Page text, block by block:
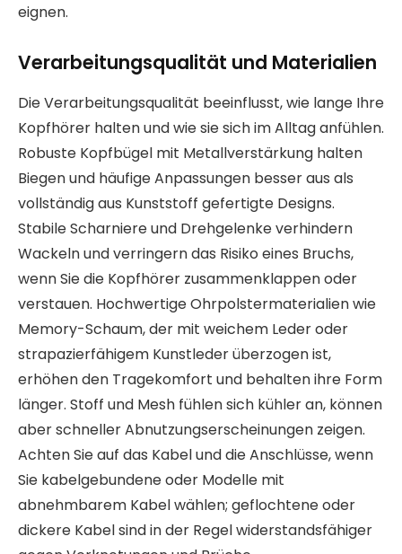
eignen.
Verarbeitungsqualität und Materialien
Die Verarbeitungsqualität beeinflusst, wie lange Ihre
Kopfhörer halten und wie sie sich im Alltag anfühlen.
Robuste Kopfbügel mit Metallverstärkung halten
Biegen und häufige Anpassungen besser aus als
vollständig aus Kunststoff gefertigte Designs.
Stabile Scharniere und Drehgelenke verhindern
Wackeln und verringern das Risiko eines Bruchs,
wenn Sie die Kopfhörer zusammenklappen oder
verstauen. Hochwertige Ohrpolstermaterialien wie
Memory-Schaum, der mit weichem Leder oder
strapazierfähigem Kunstleder überzogen ist,
erhöhen den Tragekomfort und behalten ihre Form
länger. Stoff und Mesh fühlen sich kühler an, können
aber schneller Abnutzungserscheinungen zeigen.
Achten Sie auf das Kabel und die Anschlüsse, wenn
Sie kabelgebundene oder Modelle mit
abnehmbarem Kabel wählen; geflochtene oder
dickere Kabel sind in der Regel widerstandsfähiger